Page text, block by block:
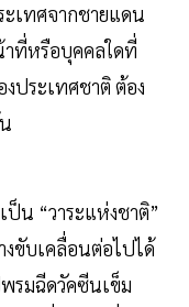
เทศจากชายแดน
าที่หรือบุคคลใดที่
ประเทศชาติ ต้อง
น “วาระแห่งชาติ”
งขับเคลื่อนต่อไปได้
รมฉีดวัคซีนเข็ม